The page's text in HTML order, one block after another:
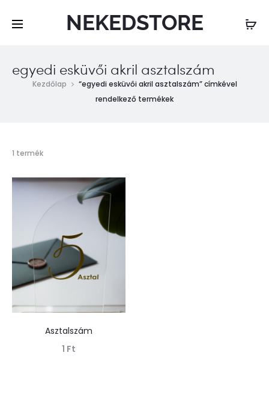
NEKEDSTORE
egyedi esküvői akril asztalszám
Kezdőlap
“egyedi esküvői akril asztalszám” címkével
rendelkező termékek
1 termékÖsszesen
találat
Asztalszám
1 Ft